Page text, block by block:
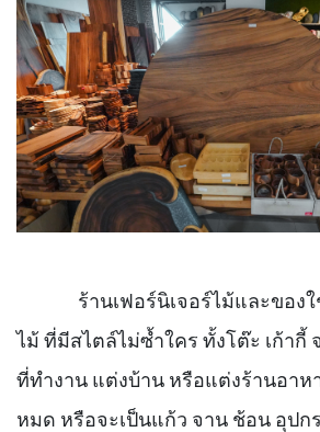
ร้านเฟอร์นิเจอร์ไม้และของใ
ไม้ ที่มีสไตล์ไม่ซ้ำใคร ทั้งโต๊ะ เก้ากี้
ที่ทำงาน แต่งบ้าน หรือแต่งร้านอาห
หมด หรือจะเป็นแก้ว จาน ช้อน อุป